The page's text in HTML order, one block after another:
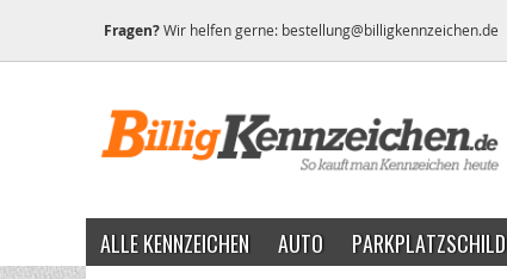
Fragen?Wir helfen gerne: bestellung@billigkennzeichen.de
ALLE KENNZEICHEN AUTO PARKPLATZSCHILD